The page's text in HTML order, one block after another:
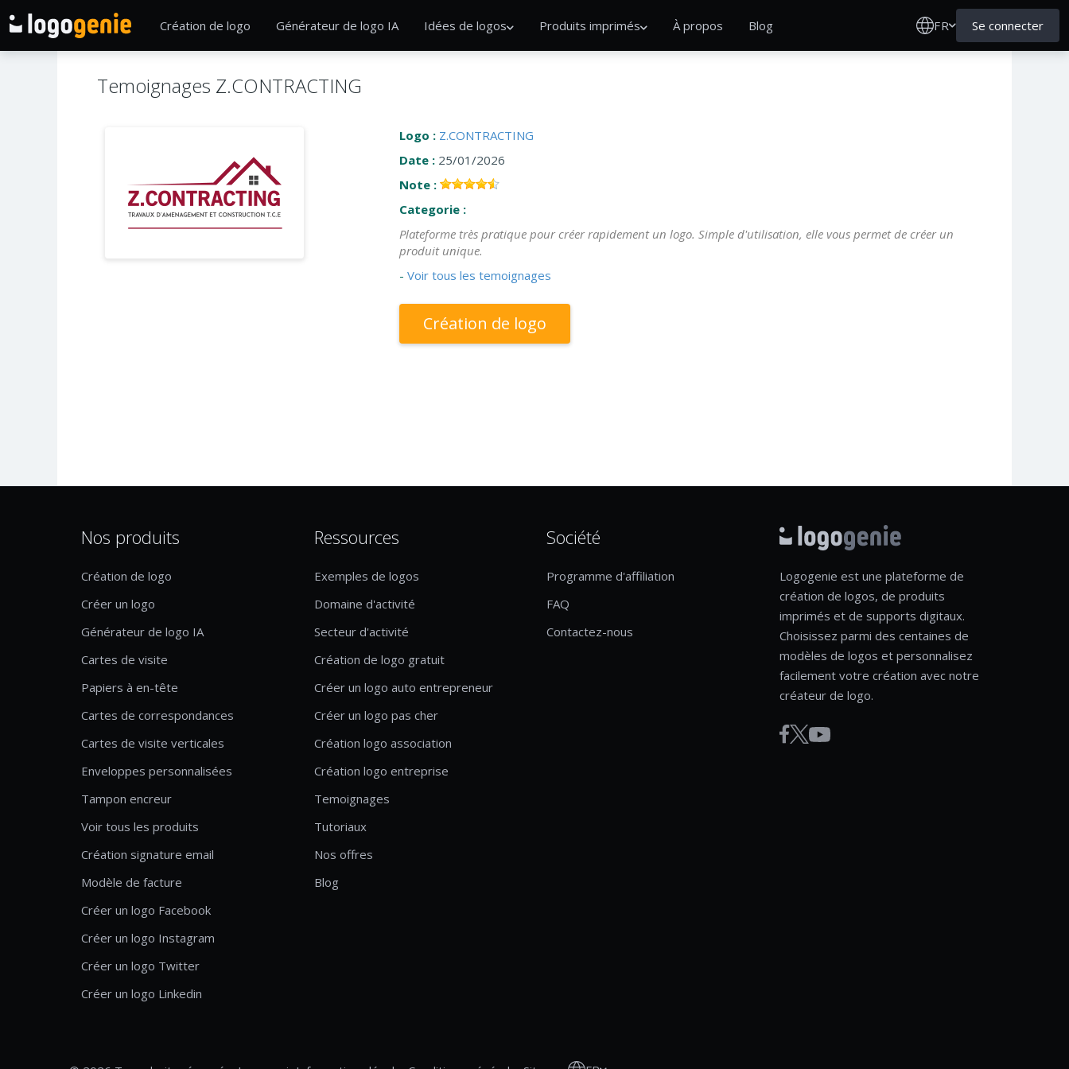
Création de logo Générateur de logo IA Idées de logos Produits imprimés À propos Blog FR Se connecter
Temoignages Z.CONTRACTING
Logo : Z.CONTRACTING
Date : 25/01/2026
Note :
Categorie :
Plateforme très pratique pour créer rapidement un logo. Simple d'utilisation, elle vous permet de créer un
produit unique.
- Voir tous les temoignages
Création de logo
Nos produits
Création de logo
Créer un logo
Générateur de logo IA
Cartes de visite
Papiers à en-tête
Cartes de correspondances
Cartes de visite verticales
Enveloppes personnalisées
Tampon encreur
Voir tous les produits
Création signature email
Modèle de facture
Créer un logo Facebook
Créer un logo Instagram
Créer un logo Twitter
Créer un logo Linkedin
Ressources
Exemples de logos
Domaine d'activité
Secteur d'activité
Création de logo gratuit
Créer un logo auto entrepreneur
Créer un logo pas cher
Création logo association
Création logo entreprise
Temoignages
Tutoriaux
Nos offres
Blog
Société
Programme d'affiliation
FAQ
Contactez-nous
Logogenie est une plateforme de
création de logos, de produits
imprimés et de supports digitaux.
Choisissez parmi des centaines de
modèles de logos et personnalisez
facilement votre création avec notre
créateur de logo.